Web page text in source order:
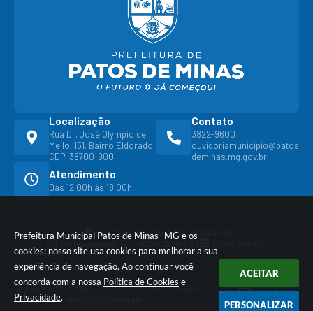
Prefeitura Municipal Patos de Minas -MG e os
cookies: nosso site usa cookies para melhorar a sua
experiência de navegação. Ao continuar você
concorda com a nossa Política de Cookies e
Privacidade.
ACEITAR
PERSONALIZAR
Localização
Rua Dr. José Olympio de
Mello, 151. Bairro Eldorado.
CEP: 38700-900
Contato
3822-9600
ouvidoriamunicipio@patos
deminas.mg.gov.br
Atendimento
Das 12:00h às 18:00h
Versão do Sistema:3.5.3 - 19/06/2026
Portal atualizado em:
© Copyright Instar - 2006-2026. Todos os direitos
reservados -